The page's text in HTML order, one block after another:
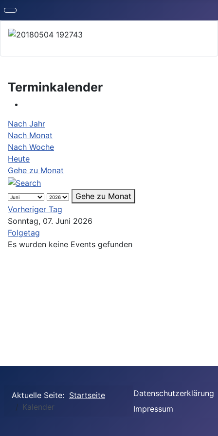
Terminkalender
Nach Jahr
Nach Monat
Nach Woche
Heute
Gehe zu Monat
Gehe zu Monat
Vorheriger Tag
Sonntag, 07. Juni 2026
Folgetag
Es wurden keine Events gefunden
Aktuelle Seite: Startseite
Kalender
Datenschutzerklärung
Impressum